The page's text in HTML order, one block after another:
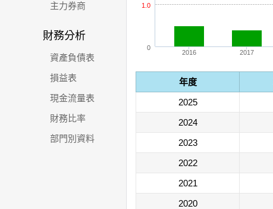
主力券商
財務分析
資產負債表
損益表
現金流量表
財務比率
部門別資料
2016 2017
0
1.0
年度
2025
2024
2023
2022
2021
2020